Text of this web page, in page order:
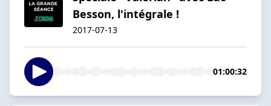
Besson, l'intégrale !
2017-07-13
01:00:32